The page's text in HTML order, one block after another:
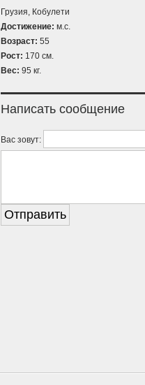
Грузия, Кобулети
Достижение: м.с.
Возраст: 55
Рост: 170 см.
Вес: 95 кг.
Написать сообщение
Вас зовут: